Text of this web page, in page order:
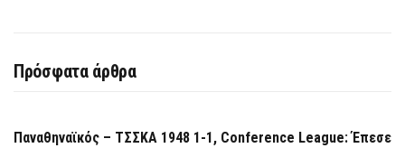
Πρόσφατα άρθρα
Παναθηναϊκός – ΤΣΣΚΑ 1948 1-1, Conference League: Έπεσε